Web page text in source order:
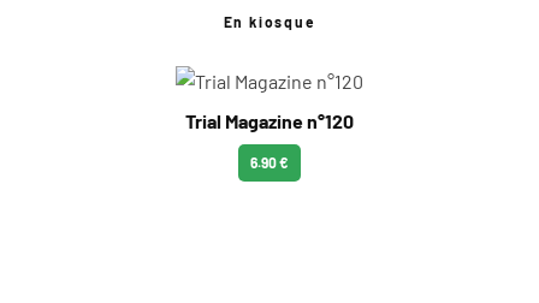
En kiosque
Trial Magazine n°120
6.90 €